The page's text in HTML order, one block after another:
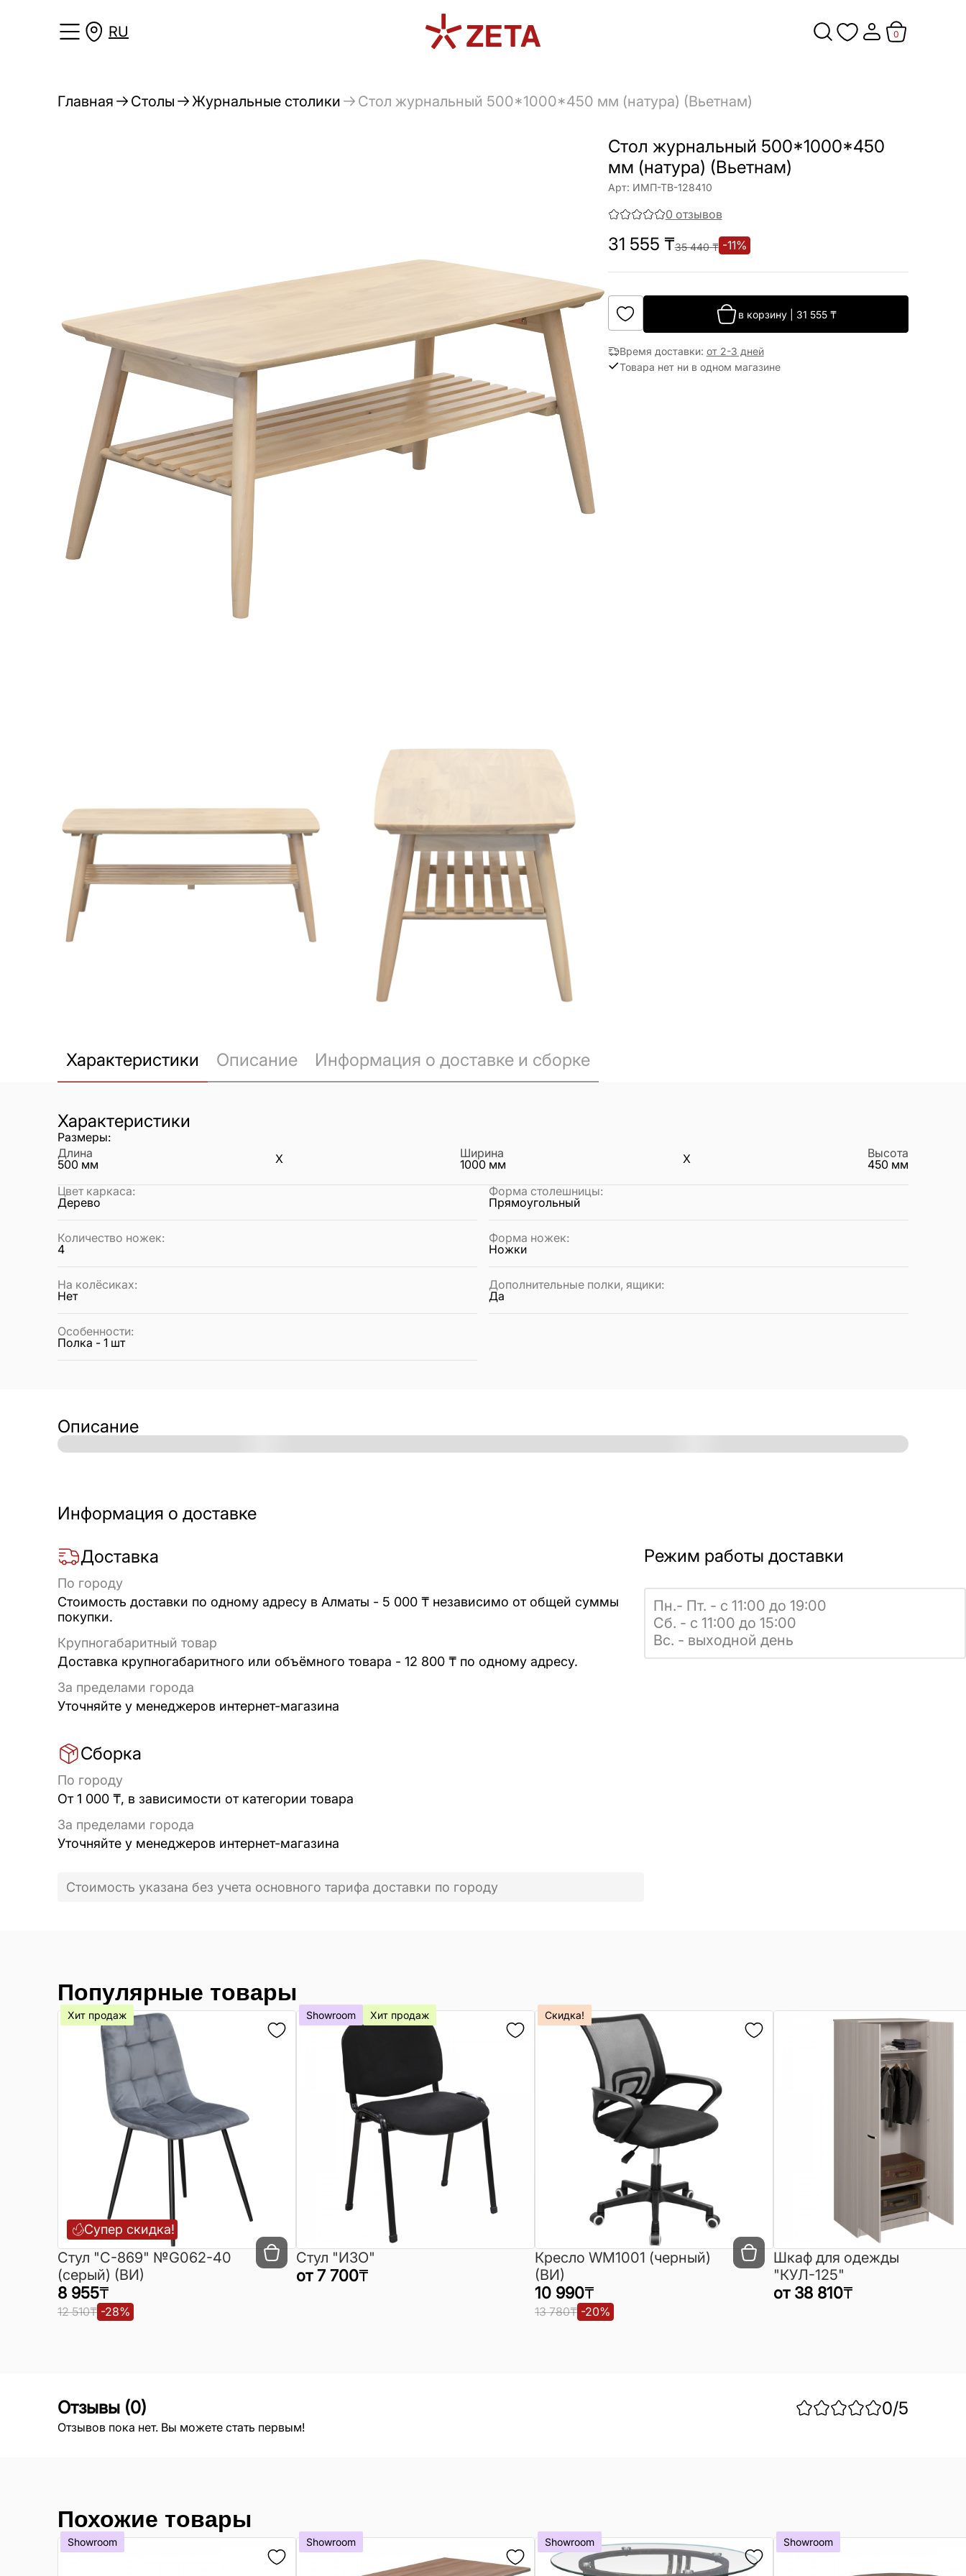
RU 0
Главная Столы Журнальные столики Стол журнальный 500*1000*450 мм (натура) (Вьетнам)
Стол журнальный 500*1000*450
мм (натура) (Вьетнам)
Арт: ИМП-ТВ-128410
0 отзывов
31 555 ₸35 440₸ -11%
в корзину| 31 555₸
Время доставки: от 2-3 дней
Товара нет ни в одном магазине
Характеристики Описание Информация о доставке и сборке
Характеристики
Размеры:
Длина
500 мм X
Ширина
1000 мм X
Высота
450 мм
Цвет каркаса:
Дерево
Форма столешницы:
Прямоугольный
Количество ножек:
4
Форма ножек:
Ножки
На колёсиках:
Нет
Дополнительные полки, ящики:
Да
Особенности:
Полка - 1 шт
Описание
Информация о доставке
Доставка
По городу
Стоимость доставки по одному адресу в Алматы - 5 000 ₸ независимо от общей суммы
покупки.
Крупногабаритный товар
Доставка крупногабаритного или объёмного товара - 12 800 ₸ по одному адресу.
За пределами города
Уточняйте у менеджеров интернет-магазина
Сборка
По городу
От 1 000 ₸, в зависимости от категории товара
За пределами города
Уточняйте у менеджеров интернет-магазина
Стоимость указана без учета основного тарифа доставки по городу
Режим работы доставки
Пн.- Пт. - с 11:00 до 19:00
Сб. - с 11:00 до 15:00
Вс. - выходной день
Популярные товары
Супер скидка!
Хит продаж
Cтул "C-869" №G062-40
(серый) (ВИ)
8 955₸
12 510₸ -28%
Showroom Хит продаж
Стул "ИЗО"
от 7 700₸
Скидка!
Кресло WM1001 (черный)
(ВИ)
10 990₸
13 780₸ -20%
Шкаф для одежды
"КУЛ-125"
от 38 810₸
Отзывы (0) 0/5
Отзывов пока нет. Вы можете стать первым!
Похожие товары
Showroom Showroom Showroom Showroom